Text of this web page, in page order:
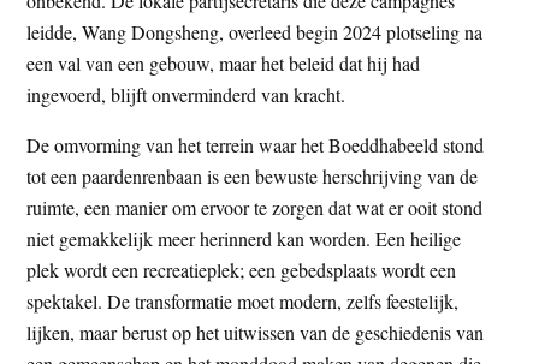
leidde, Wang Dongsheng, overleed begin 2024 plotseling na
een val van een gebouw, maar het beleid dat hij had
ingevoerd, blijft onverminderd van kracht.
De omvorming van het terrein waar het Boeddhabeeld stond
tot een paardenrenbaan is een bewuste herschrijving van de
ruimte, een manier om ervoor te zorgen dat wat er ooit stond
niet gemakkelijk meer herinnerd kan worden. Een heilige
plek wordt een recreatieplek; een gebedsplaats wordt een
spektakel. De transformatie moet modern, zelfs feestelijk,
lijken, maar berust op het uitwissen van de geschiedenis van